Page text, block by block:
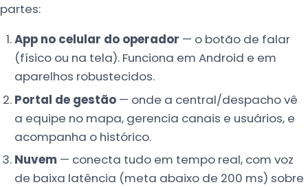
partes:
App no celular do operador — o botão de falar
(físico ou na tela). Funciona em Android e em
aparelhos robustecidos.
Portal de gestão— onde a central/despacho vê
a equipe no mapa, gerencia canais e usuários, e
acompanha o histórico.
Nuvem — conecta tudo em tempo real, com voz
de baixa latência (meta abaixo de 200 ms) sobre